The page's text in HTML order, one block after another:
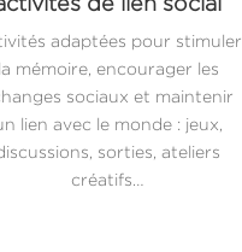
adaptées pour stimuler
la mémoire, encourager les
sociaux et maintenir
lien avec le monde : jeux,
sorties, ateliers
créatifs…